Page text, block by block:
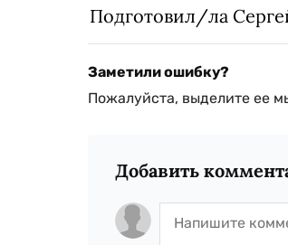
Подготовил/ла
Заметили ошибку?
Пожалуйста, выделите ее
Добавить